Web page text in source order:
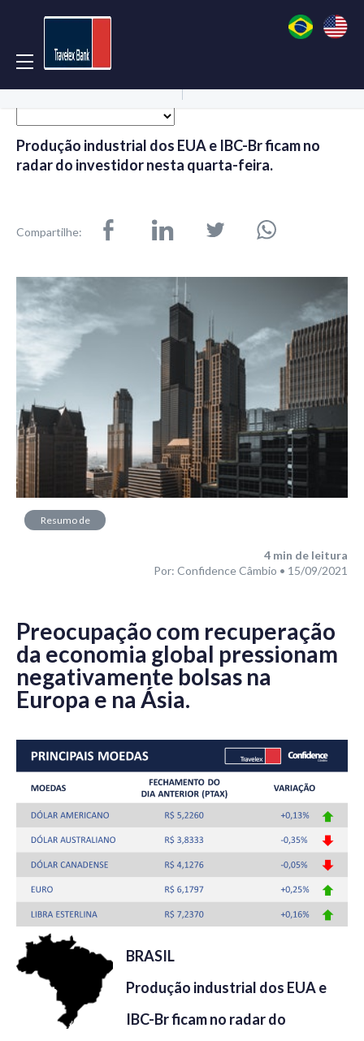
Produção industrial dos EUA e IBC-Br ficam no
radar do investidor nesta quarta-feira.
Compartilhe:
Resumo de
4 min de leitura
Por: Confidence Câmbio • 15/09/2021
Preocupação com recuperação
da economia global pressionam
negativamente bolsas na
Europa e na Ásia.
BRASIL
Produção industrial dos EUA e
IBC-Br ficam no radar do